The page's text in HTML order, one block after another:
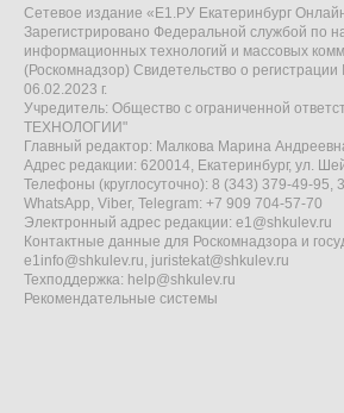
Сетевое издание «Е1.РУ Екатеринбург
Зарегистрировано Федеральной службой по
информационных технологий и массовых
(Роскомнадзор) Свидетельство о
06.02.2023 г.
Учредитель: Общество с ограниченной
ТЕХНОЛОГИИ"
Главный редактор: Малкова Марина
Адрес редакции: 620014, Екатеринбург, ул.
Телефоны (круглосуточно): 8 (343) 379-49-95,
WhatsApp, Viber, Telegram: +7 909 704-57-70
Электронный адрес редакции: e1@shkulev.ru
Контактные данные для Роскомнадзора и
e1info@shkulev.ru, juristekat@shkulev.ru
Техподдержка: help@shkulev.ru
Рекомендательные системы